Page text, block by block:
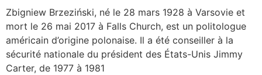
Zbigniew Brzeziński, né le 28 mars 1928 à Varsovie et
mort le 26 mai 2017 à Falls Church, est un politologue
américain d’origine polonaise. Il a été conseiller à la
sécurité nationale du président des États-Unis Jimmy
Carter, de 1977 à 1981